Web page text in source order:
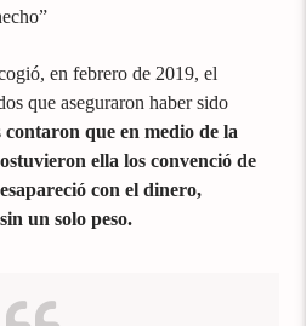
en febrero de 2019, el
que aseguraron haber sido
contaron que en medio de la
ella los convenció de
con el dinero,
un solo peso.